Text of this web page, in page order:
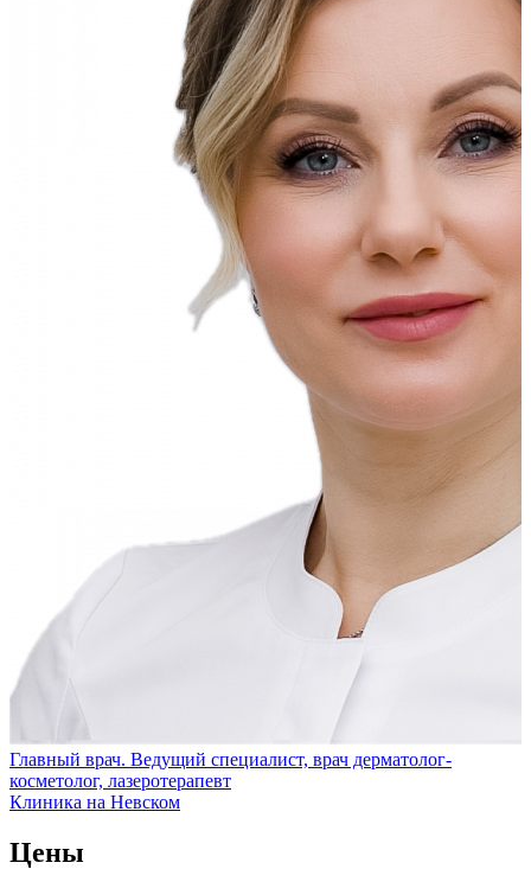
Главный врач. Ведущий специалист, врач дерматолог-
косметолог, лазеротерапевт
Клиника на Невском
Цены